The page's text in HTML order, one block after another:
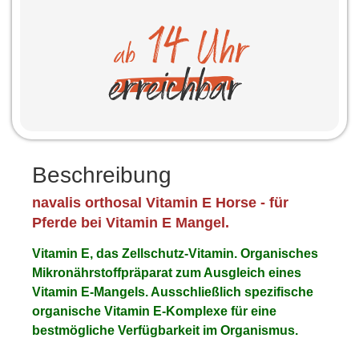
Beschreibung
navalis orthosal Vitamin E Horse - für
Pferde bei Vitamin E Mangel.
Vitamin E, das Zellschutz-Vitamin. Organisches
Mikronährstoffpräparat zum Ausgleich eines
Vitamin E-Mangels. Ausschließlich spezifische
organische Vitamin E-Komplexe für eine
bestmögliche Verfügbarkeit im Organismus.